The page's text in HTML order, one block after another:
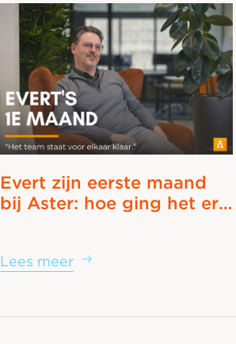
Evert zijn eerste maand
bij Aster: hoe ging het er…
Lees meer